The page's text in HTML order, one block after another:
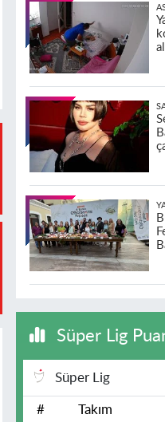
Süper Lig
Süper Lig
# Takım